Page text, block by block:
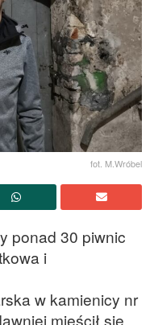
fot. M.Wróbel
ponad 30 piwnic
i
w kamienicy nr
mieścił się